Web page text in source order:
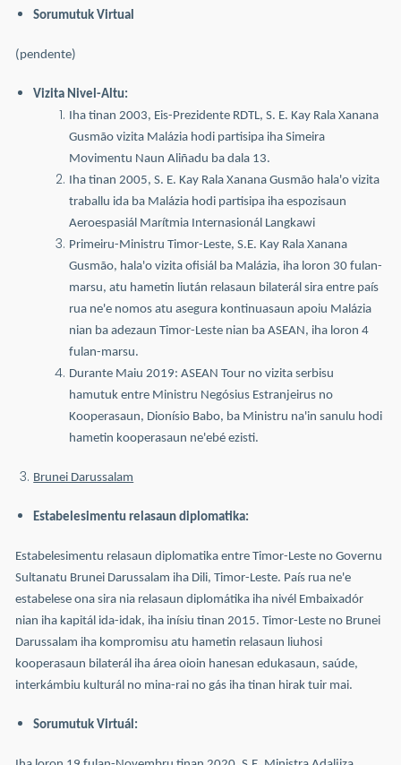
Sorumutuk Virtual
(pendente)
Vizita Nivel-Altu:
Iha tinan 2003, Eis-Prezidente RDTL, S. E. Kay Rala Xanana
Gusmão vizita Malázia hodi partisipa iha Simeira
Movimentu Naun Aliñadu ba dala 13.
Iha tinan 2005, S. E. Kay Rala Xanana Gusmão hala'o vizita
traballu ida ba Malázia hodi partisipa iha espozisaun
Aeroespasiál Marítmia Internasionál Langkawi
Primeiru-Ministru Timor-Leste, S.E. Kay Rala Xanana
Gusmão, hala'o vizita ofisiál ba Malázia, iha loron 30 fulan-
marsu, atu hametin liután relasaun bilaterál sira entre país
rua ne'e nomos atu asegura kontinuasaun apoiu Malázia
nian ba adezaun Timor-Leste nian ba ASEAN, iha loron 4
fulan-marsu.
Durante Maiu 2019: ASEAN Tour no vizita serbisu
hamutuk entre Ministru Negósius Estranjeirus no
Kooperasaun, Dionísio Babo, ba Ministru na'in sanulu hodi
hametin kooperasaun ne'ebé ezisti.
Brunei Darussalam
Estabelesimentu relasaun diplomatika:
Estabelesimentu relasaun diplomatika entre Timor-Leste no Governu
Sultanatu Brunei Darussalam iha Dili, Timor-Leste. País rua ne'e
estabelese ona sira nia relasaun diplomátika iha nivél Embaixadór
nian iha kapitál ida-idak, iha inísiu tinan 2015. Timor-Leste no Brunei
Darussalam iha kompromisu atu hametin relasaun liuhosi
kooperasaun bilaterál iha área oioin hanesan edukasaun, saúde,
interkámbiu kulturál no mina-rai no gás iha tinan hirak tuir mai.
Sorumutuk Virtuál: